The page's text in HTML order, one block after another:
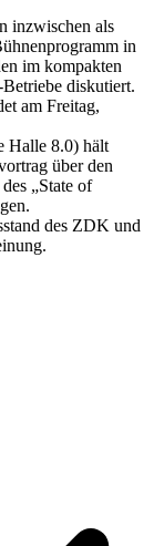
inzwischen als
in
im kompakten
diskutiert.
am Freitag,
Halle 8.0) hält
über den
„State of
des ZDK und